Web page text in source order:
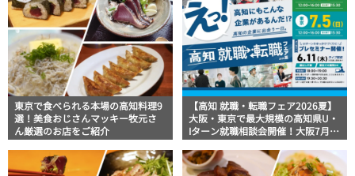
東京で食べられる本場の高知料理9
選！美食おじさんマッキー牧元さ
ん厳選のお店をご紹介
【高知 就職・転職フェア2026夏】
大阪・東京で最大規模の高知県U・
Iターン就職相談会開催！大阪7月4